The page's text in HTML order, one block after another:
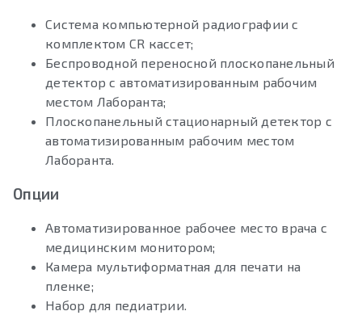
Система компьютерной радиографии с
комплектом CR кассет;
Беспроводной переносной плоскопанельный
детектор с автоматизированным рабочим
местом Лаборанта;
Плоскопанельный стационарный детектор с
автоматизированным рабочим местом
Лаборанта.
Опции
Автоматизированное рабочее место врача с
медицинским монитором;
Камера мультиформатная для печати на
пленке;
Набор для педиатрии.